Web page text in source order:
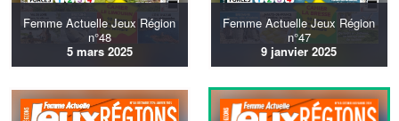
Femme Actuelle Jeux Région
n°48
5 mars 2025
Femme Actuelle Jeux Région
n°47
9 janvier 2025